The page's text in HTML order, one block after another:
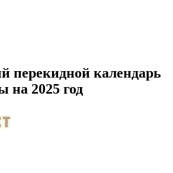
перекидной календарь
на 2025 год